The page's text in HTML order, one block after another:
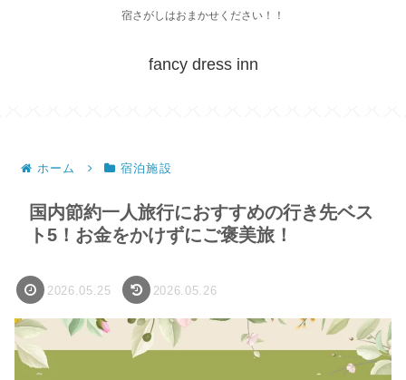
宿さがしはおまかせください！！
fancy dress inn
ホーム 宿泊施設
国内節約一人旅行におすすめの行き先ベス
ト5！お金をかけずにご褒美旅！
2026.05.25 2026.05.26